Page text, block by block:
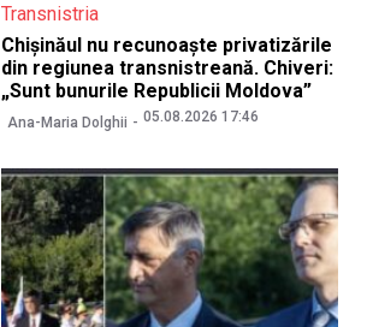
Transnistria
Chișinăul nu recunoaște privatizările
din regiunea transnistreană. Chiveri:
„Sunt bunurile Republicii Moldova”
Ana-Maria Dolghii 05.08.2026 17:46